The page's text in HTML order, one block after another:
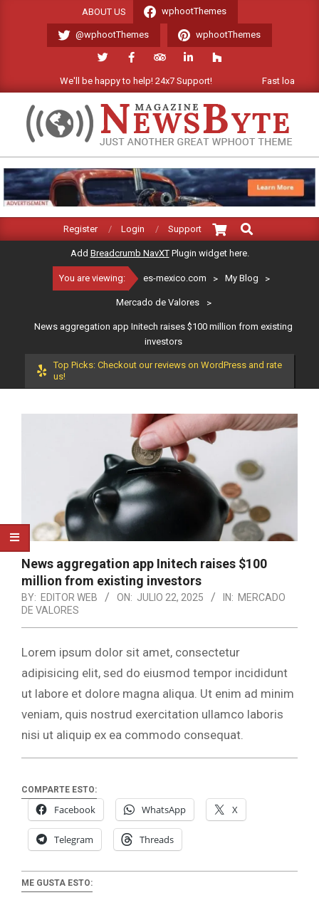
ABOUT US wphootThemes
@wphootThemes wphootThemes
We'll be happy to help! 24x7 Support! Fast loading
ES-
MEXICO.COM
Navigation
Register Login Support
Search
Add Breadcrumb NavXTPlugin widget here.
You are viewing: es-mexico.com > My Blog >
Mercado de Valores >
News aggregation app Initech raises $100 million from existing
investors
Top Picks: Checkout our reviews on WordPress and rate
us!
News aggregation app Initech raises $100
million from existing investors
BY: EDITOR WEB ON: JULIO 22, 2025 IN: MERCADO
DE VALORES
Lorem ipsum dolor sit amet, consectetur
adipisicing elit, sed do eiusmod tempor incididunt
ut labore et dolore magna aliqua. Ut enim ad minim
veniam, quis nostrud exercitation ullamco laboris
nisi ut aliquip ex ea commodo consequat.
COMPARTE ESTO:
Facebook WhatsApp X
Telegram Threads
ME GUSTA ESTO: